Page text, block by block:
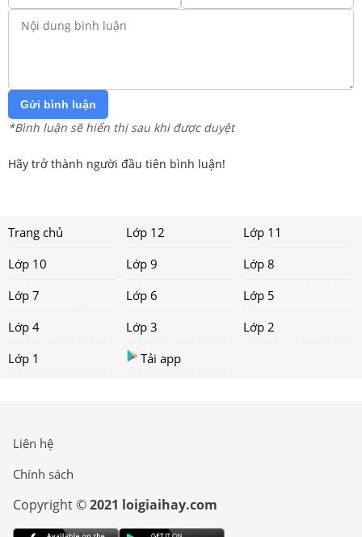
Gửi bình luận
*Bình luận sẽ hiển thị sau khi được duyệt
Hãy trở thành người đầu tiên bình luận!
Trang chủ Lớp 12
Lớp 11
Lớp 10
Lớp 9
Lớp 8
Lớp 7
Lớp 6
Lớp 5
Lớp 4
Lớp 3
Lớp 2
Lớp 1
Tải app
Liên hệ
Chính sách
Copyright ©2021 loigiaihay.com